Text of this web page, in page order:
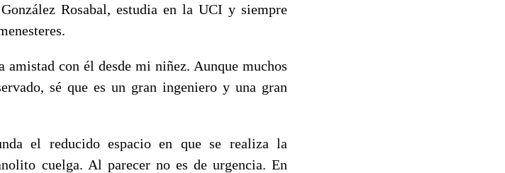
Rosabal, estudia en la UCI y siempre
amistad con él desde mi niñez. Aunque muchos
sé que es un gran ingeniero y una gran
el reducido espacio en que se realiza la
cuelga. Al parecer no es de urgencia. En